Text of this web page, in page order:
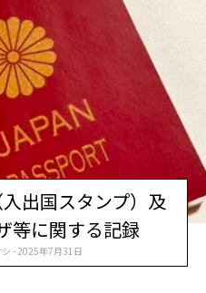
出国スタンプ）及
等に関する記録
2025年7月31日